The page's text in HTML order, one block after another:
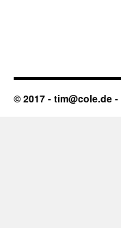
© 2017 - tim@cole.de -